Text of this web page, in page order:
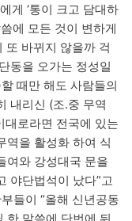
게 ‘통이 크고 담대하
에 모든 것이 변하게
또 바뀌지 않을까 걱
동을 오가는 정성일
때만 해도 사람들의
내리신 (조․중 무역
대로라면 전국에 있는
역을 활성화 하여 식
여와 강성대국 문을
야단법석이 났다”고
들이 “올해 신년공동
한 말씀에 단번에 뒤